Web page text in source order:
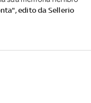
edito da Sellerio